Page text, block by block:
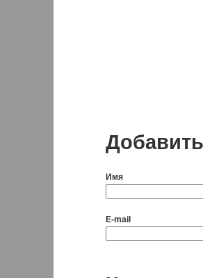
Имя
E-mail